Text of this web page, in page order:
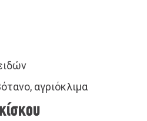
αγριόκλιμα